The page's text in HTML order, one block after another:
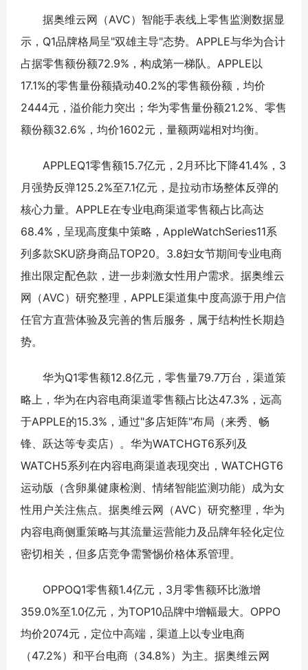
据奥维云网（AVC）智能手表线上零售监测数据显
示，Q1品牌格局呈"双雄主导"态势。APPLE与华为合计
占据零售额份额72.9%，构成第一梯队。APPLE以
17.1%的零售量份额撬动40.2%的零售额份额，均价
2444元，溢价能力突出；华为零售量份额21.2%、零售
额份额32.6%，均价1602元，量额两端相对均衡。
APPLEQ1零售额15.7亿元，2月环比下降41.4%，3
月强势反弹125.2%至7.1亿元，是拉动市场整体反弹的
核心力量。APPLE在专业电商渠道零售额占比高达
68.4%，呈现高度集中策略，AppleWatchSeries11系
列多款SKU跻身商品TOP20。3.8妇女节期间专业电商
推出限定配色款，进一步刺激女性用户需求。据奥维云
网（AVC）研究整理，APPLE渠道集中度高源于用户信
任官方直营体验及完善的售后服务，属于结构性长期趋
势。
华为Q1零售额12.8亿元，零售量79.7万台，渠道策
略上，华为在内容电商渠道零售额占比达47.3%，远高
于APPLE的15.3%，通过"多店矩阵"布局（来秀、畅
锋、跃达等专卖店）。华为WATCHGT6系列及
WATCH5系列在内容电商渠道表现突出，WATCHGT6
运动版（含卵巢健康检测、情绪智能监测功能）成为女
性用户关注焦点。据奥维云网（AVC）研究整理，华为
内容电商侧重策略与其流量运营能力及品牌年轻化定位
密切相关，但多店竞争需警惕价格体系管理。
OPPOQ1零售额1.4亿元，3月零售额环比激增
359.0%至1.0亿元，为TOP10品牌中增幅最大。OPPO
均价2074元，定位中高端，渠道上以专业电商
（47.2%）和平台电商（34.8%）为主。据奥维云网